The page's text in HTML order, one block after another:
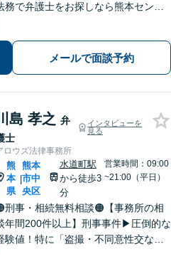
務で弁護士をお探しなら熊本セント
受付可】【休日・夜間相談可】
メールで面談予約
島 孝之 弁
士
インタビューを
見る
ロウズ法律事務所
熊
本
県
|
熊本
市中
央区
水道町駅
から徒歩3
分
営業時間：09:00
~21:00（平日）
刑事・相続無料相談🟠【事務所の相
年間200件以上】刑事事件▶︎圧倒的な
験値！特に「盗撮・不同意性交など